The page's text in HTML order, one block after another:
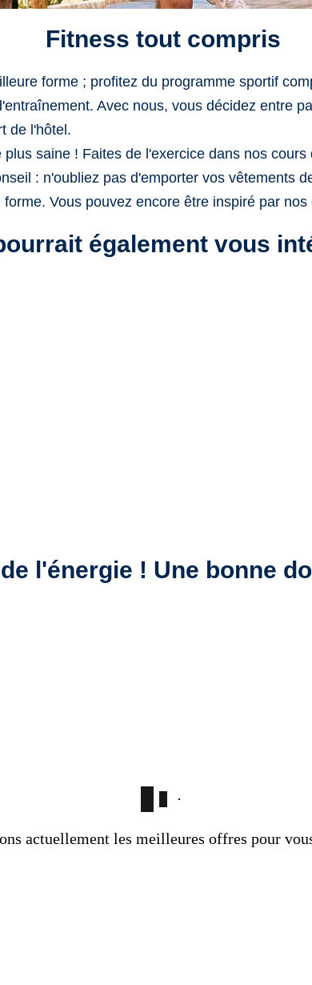
Fitness tout compris
forme ; profitez du programme sportif
Avec nous, vous décidez entre
de l'hôtel.
saine ! Faites de l'exercice dans nos
: n'oubliez pas d'emporter vos vêtements
Vous pouvez encore être inspiré par
également vous
l'énergie ! Une bonne
actuellement les meilleures offres pour